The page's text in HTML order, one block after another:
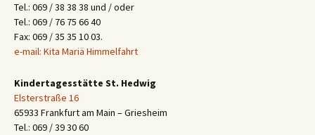
Tel.: 069 / 38 38 38 und / oder
Tel.: 069 / 76 75 66 40
Fax: 069 / 35 35 10 03.
e-mail: Kita Mariä Himmelfahrt
Kindertagesstätte St. Hedwig
Elsterstraße 16
65933 Frankfurt am Main – Griesheim
Tel.: 069 / 39 30 60